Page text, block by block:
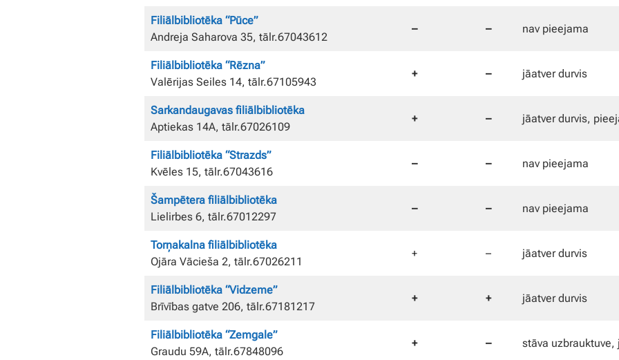
Filiālbibliotēka “Pūce”
Andreja Saharova 35, tālr.67043612
– – nav pieejama
Filiālbibliotēka “Rēzna”
Valērijas Seiles 14, tālr.67105943
+ – jāatver durvis
Sarkandaugavas filiālbibliotēka
Aptiekas 14A, tālr.67026109
+ – jāatver durvis,
Filiālbibliotēka “Strazds”
Kvēles 15, tālr.67043616
– – nav pieejama
Šampētera filiālbibliotēka
Lielirbes 6, tālr.67012297
– – nav pieejama
Torņakalna filiālbibliotēka
Ojāra Vācieša 2, tālr.67026211
+ – jāatver durvis
Filiālbibliotēka “Vidzeme”
Brīvības gatve 206, tālr.67181217
+ + jāatver durvis
Filiālbibliotēka “Zemgale”
Graudu 59A, tālr.67848096
+ – stāva uzbrauktuve,